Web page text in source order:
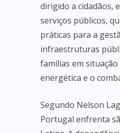
dirigido a cidadãos,
serviços públicos,
práticas para a
infraestruturas
famílias em
energética e o
Segundo Nelson
Portugal enfrenta